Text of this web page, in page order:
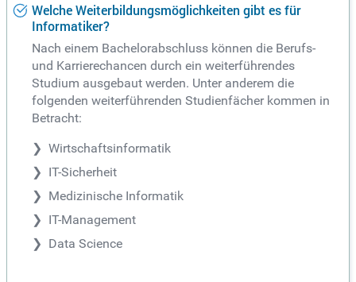
Welche Weiterbildungsmöglichkeiten gibt es für
Informatiker?
Nach einem Bachelorabschluss können die Berufs-
und Karrierechancen durch ein weiterführendes
Studium ausgebaut werden. Unter anderem die
folgenden weiterführenden Studienfächer kommen in
Betracht:
Wirtschaftsinformatik
IT-Sicherheit
Medizinische Informatik
IT-Management
Data Science